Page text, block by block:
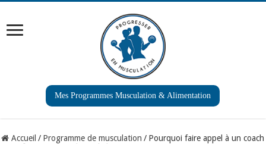
Mes Programmes Musculation & Alimentation
Accueil / Programme de musculation / Pourquoi faire appel à un coach